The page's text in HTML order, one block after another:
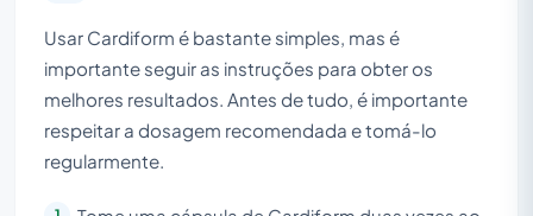
Usar Cardiform é bastante simples, mas é
importante seguir as instruções para obter os
melhores resultados. Antes de tudo, é importante
respeitar a dosagem recomendada e tomá-lo
regularmente.